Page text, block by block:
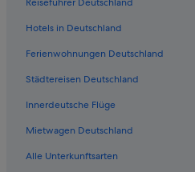
Hotels mit Fitnessbereich in Papeete
Hotels mit WLAN in Papeete
Strand in Papeete
Hotels in Deutschland
Ferienwohnungen Deutschland
Städtereisen Deutschland
Innerdeutsche Flüge
Mietwagen Deutschland
Alle Unterkunftsarten